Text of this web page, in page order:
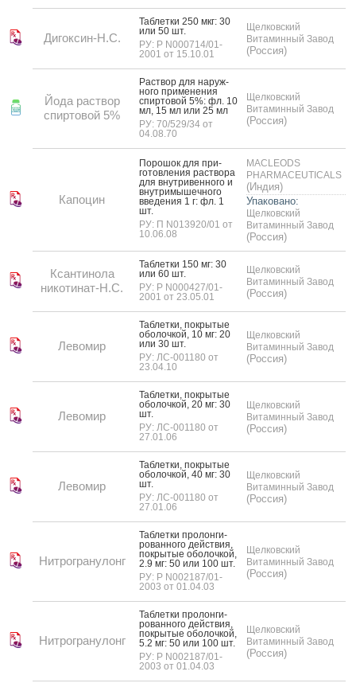
Дигоксин-Н.С.
Таб­летки 250 мкг: 30
или 50 шт.
РУ: Р N000714/01-
2001 от 15.10.01
Щелковский
Витаминный Завод
(Россия)
Йода раствор
спиртовой 5%
Рас­твор для на­руж­
но­го при­мене­ния
спир­то­вой 5%: фл. 10
мл, 15 мл или 25 мл
РУ: 70/529/34 от
04.08.70
Щелковский
Витаминный Завод
(Россия)
Капоцин
По­рошок для при­
готов­ле­ния рас­тво­ра
для внут­ри­вен­но­го и
внут­ри­мышеч­но­го
вве­дения 1 г: фл. 1
шт.
РУ: П N013920/01 от
10.06.08
MACLEODS
PHARMACEUTICALS
(Индия)
Упаковано:
Щелковский
Витаминный Завод
(Россия)
Ксантинола
никотинат-Н.С.
Таб­летки 150 мг: 30
или 60 шт.
РУ: Р N000427/01-
2001 от 23.05.01
Щелковский
Витаминный Завод
(Россия)
Левомир
Таб­летки, пок­ры­тые
обо­лоч­кой, 10 мг: 20
или 30 шт.
РУ: ЛС-001180 от
23.04.10
Щелковский
Витаминный Завод
(Россия)
Левомир
Таб­летки, пок­ры­тые
обо­лоч­кой, 20 мг: 30
шт.
РУ: ЛС-001180 от
27.01.06
Щелковский
Витаминный Завод
(Россия)
Левомир
Таб­летки, пок­ры­тые
обо­лоч­кой, 40 мг: 30
шт.
РУ: ЛС-001180 от
27.01.06
Щелковский
Витаминный Завод
(Россия)
Нитрогранулонг
Таб­летки про­лон­ги­
рован­но­го дей­ствия,
пок­ры­тые обо­лоч­кой,
2.9 мг: 50 или 100 шт.
РУ: Р N002187/01-
2003 от 01.04.03
Щелковский
Витаминный Завод
(Россия)
Нитрогранулонг
Таб­летки про­лон­ги­
рован­но­го дей­ствия,
пок­ры­тые обо­лоч­кой,
5.2 мг: 50 или 100 шт.
РУ: Р N002187/01-
2003 от 01.04.03
Щелковский
Витаминный Завод
(Россия)